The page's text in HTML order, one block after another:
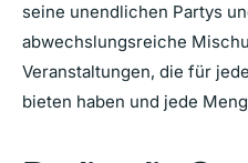
seine unendlichen Partys
abwechslungsreiche
Veranstaltungen, die für
bieten haben und jede